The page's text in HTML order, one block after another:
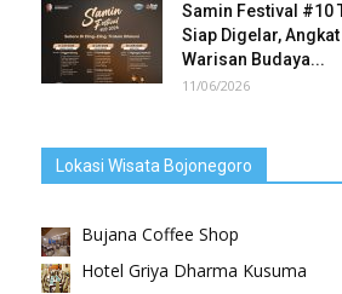
Samin Festival #10
Siap Digelar,
Warisan Budaya...
11/06/2026
Lokasi Wisata Bojonegoro
Bujana Coffee Shop
Hotel Griya Dharma Kusuma